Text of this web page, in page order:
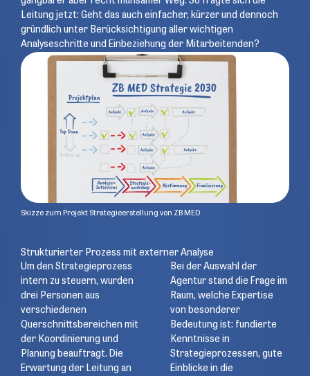
Leitung jetzt: Geht das auch einfacher, kürzer und dennoch
gründlich unter Berücksichtigung aller wichtigen
Analyseschritte und Einbeziehung der Mitarbeitenden?
Skizze zum Projekt Strategieerstellung von ZB MED
Strukturierter Prozess mit externer Analyse
Um den Strategieprozess
intern zu steuern, wurden
drei Personen aus
verschiedenen
Querschnittsbereichen mit
der Koordinierung und
Planung beauftragt. Die
Erwartung der Leitung an
Bei der Auswahl der
Agentur stand die Frage im
Raum, welche Expertise
von besonderer
Bedeutung ist: fundierte
Kenntnisse in
Strategieprozessen, gute
Einblicke in die